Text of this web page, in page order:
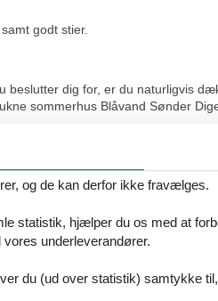
godt stier.
beslutter dig for, er du naturligvis
sommerhus Blåvand Sønder
priskontrol, refunderer vi dig
i forbindelse med din søgning
eller ring på 8724 2251.
alt blev klaret over nettet....
og de kan derfor ikke fravælges.
statistik, hjælper du os med at
underleverandører.
du (ud over statistik) samtykke